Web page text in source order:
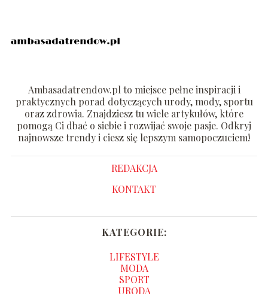
Ambasadatrendow.pl to miejsce pełne inspiracji i
praktycznych porad dotyczących urody, mody, sportu
oraz zdrowia. Znajdziesz tu wiele artykułów, które
pomogą Ci dbać o siebie i rozwijać swoje pasje. Odkryj
najnowsze trendy i ciesz się lepszym samopoczuciem!
REDAKCJA
KONTAKT
KATEGORIE:
LIFESTYLE
MODA
SPORT
URODA